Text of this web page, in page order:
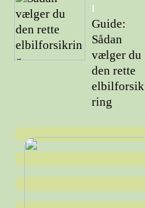
I
Guide:
Sådan
vælger du
den rette
elbilforsik
ring